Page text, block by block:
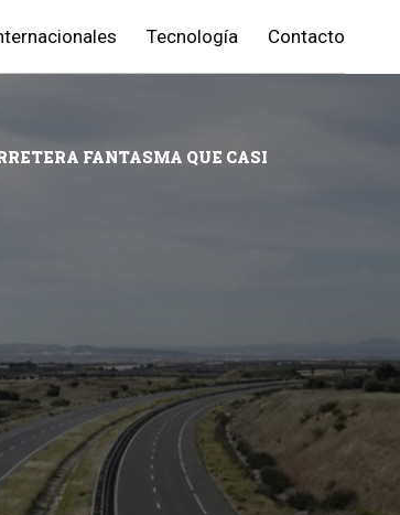
Tecnología Contacto
FANTASMA QUE CASI